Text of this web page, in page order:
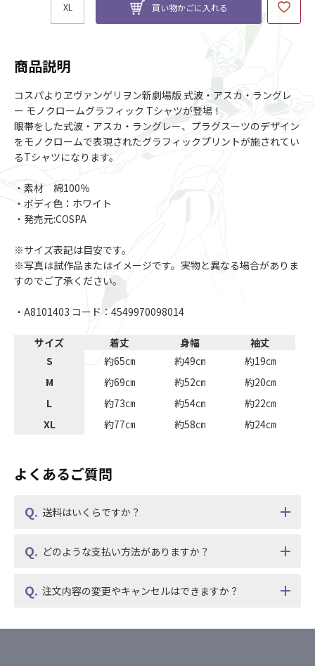
XL 買い物かごに入れる
商品説明
コスパよりヱヴァンゲリヲン新劇場版 式波・アスカ・ラングレ
ー モノクロームグラフィック Tシャツが登場！
眼帯をした式波・アスカ・ラングレー、プラグスーツのデザイン
をモノクロームで表現されたグラフィックプリントが施されてい
るTシャツになります。
・素材 綿100％
・ボディ色：ホワイト
・発売元:COSPA
※サイズ表記は目安です。
※写真は試作品またはイメージです。実物と異なる場合がありま
すのでご了承ください。
・A8101403 コード：4549970098014
サイズ 着丈 身幅
袖丈
S
約65㎝ 約49㎝
約19㎝
M
約69㎝ 約52㎝
約20㎝
L
約73㎝ 約54㎝
約22㎝
XL
約77㎝ 約58㎝ 約24㎝
よくあるご質問
送料はいくらですか？
どのような支払い方法がありますか？
注文内容の変更やキャンセルはできますか？